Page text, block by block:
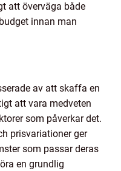
att överväga både
innan man
av att skaffa en
att vara medveten
som påverkar det.
prisvariationer ger
som passar deras
en grundlig